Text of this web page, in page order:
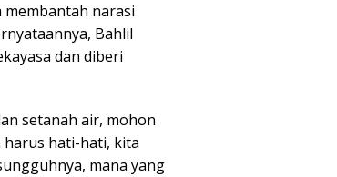
membantah narasi
Bahlil
dan diberi
setanah air, mohon
hati-hati, kita
mana yang